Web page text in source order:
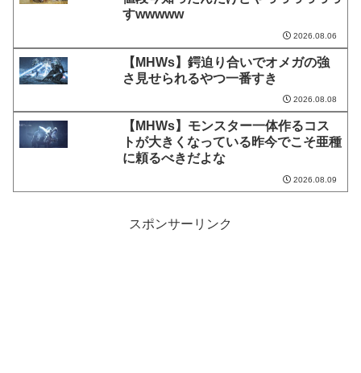
すwwwww
2026.08.06
【MHWs】鍔迫り合いでオメガの強
さ見せられるやつ一番すき
2026.08.08
【MHWs】モンスター一体作るコス
トが大きくなっている昨今でこそ亜種
に頼るべきだよな
2026.08.09
スポンサーリンク